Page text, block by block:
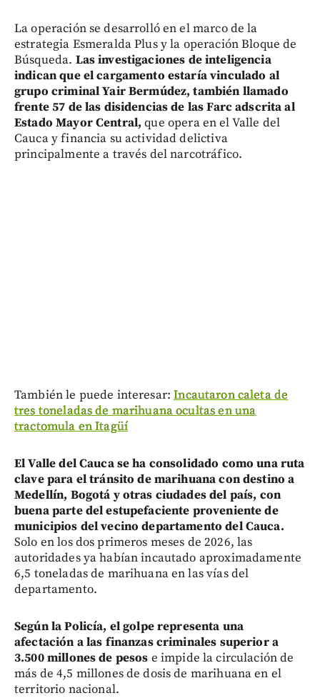
La operación se desarrolló en el marco de la
estrategia Esmeralda Plus y la operación Bloque de
Búsqueda. Las investigaciones de inteligencia
indican que el cargamento estaría vinculado al
grupo criminal Yair Bermúdez, también llamado
frente 57 de las disidencias de las Farc adscrita al
Estado Mayor Central, que opera en el Valle del
Cauca y financia su actividad delictiva
principalmente a través del narcotráfico.
También le puede interesar:Incautaron caleta de
tres toneladas de marihuana ocultas en una
tractomula en Itagüí
El Valle del Cauca se ha consolidado como una ruta
clave para el tránsito de marihuana con destino a
Medellín, Bogotá y otras ciudades del país, con
buena parte del estupefaciente proveniente de
municipios del vecino departamento del Cauca.
Solo en los dos primeros meses de 2026, las
autoridades ya habían incautado aproximadamente
6,5 toneladas de marihuana en las vías del
departamento.
Según la Policía, el golpe representa una
afectación a las finanzas criminales superior a
3.500 millones de pesos e impide la circulación de
más de 4,5 millones de dosis de marihuana en el
territorio nacional.